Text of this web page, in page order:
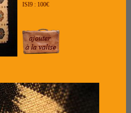
ISI9 : 100€